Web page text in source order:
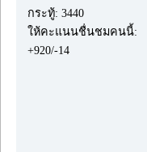
กระทู้: 3440
ให้คะแนนชื่นชมคนนี้:
+920/-14